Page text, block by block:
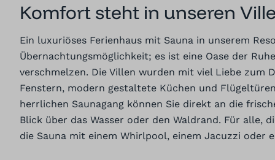
Komfort steht in unseren
Ein luxuriöses Ferienhaus mit Sauna in unserem
Übernachtungsmöglichkeit; es ist eine Oase der
verschmelzen. Die Villen wurden mit viel Liebe zum
Fenstern, modern gestaltete Küchen und
herrlichen Saunagang können Sie direkt an die
Blick über das Wasser oder den Waldrand. Für alle,
die Sauna mit einem Whirlpool, einem Jacuzzi oder